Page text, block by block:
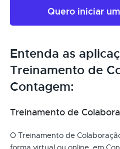
Quero iniciar
Entenda as
Treinamento de
Contagem:
Treinamento de
O Treinamento de